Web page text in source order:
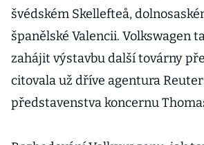
švédském Skellefteå,
španělské Valencii. Volkswagen
zahájit výstavbu další továrny
citovala už dříve agentura
představenstva koncernu